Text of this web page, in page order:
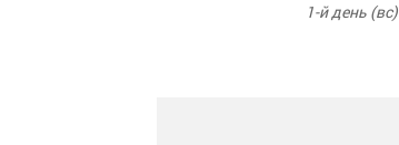
1-й день (вс)